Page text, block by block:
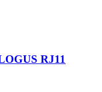
RJ11